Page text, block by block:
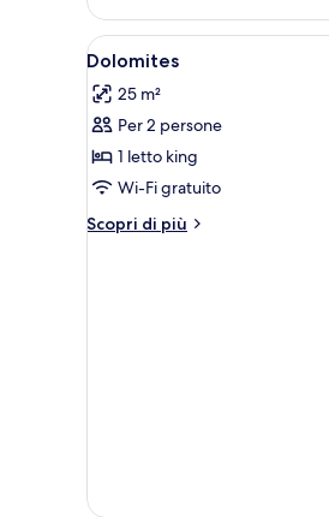
Deluxe
Apri
tutte
le
foto
per
Dolomites
10
Dolomites
25 m²
Per 2 persone
1 letto king
Wi-Fi gratuito
Scopri di più
Altri